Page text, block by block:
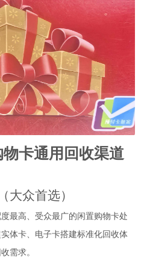
卡通用回收渠道
大众首选）
最高、受众最广的闲置购物卡处
体卡、电子卡搭建标准化回收体
需求。